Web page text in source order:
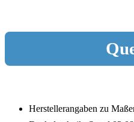
Herstellerangaben zu